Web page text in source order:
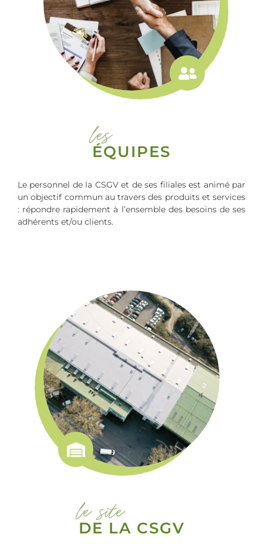
les
ÉQUIPES
Le personnel de la CSGV et de ses filiales est animé par
un objectif commun au travers des produits et services
: répondre rapidement à l’ensemble des besoins de ses
adhérents et/ou clients.
le site
DE LA CSGV